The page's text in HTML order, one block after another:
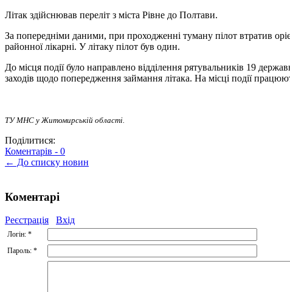
Літак здійснював переліт з міста Рівне до Полтави.
За попередніми даними, при проходженні туману пілот втратив
районної лікарні. У літаку пілот був один.
До місця події було направлено відділення рятувальників 19
заходів щодо попередження займання літака. На місці події
ТУ МНС у Житомирській області.
Поділитися:
Коментарів - 0
← До списку новин
Коментарі
Реєстрація Вхід
Логін: *
Пароль: *